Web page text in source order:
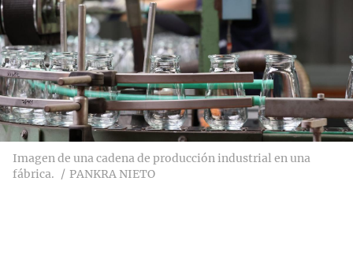
Imagen de una cadena de producción industrial en una
fábrica.
PANKRA NIETO